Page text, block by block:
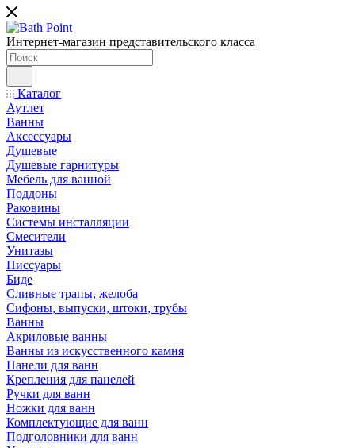
Интернет-магазин представительского класса
Каталог
Аутлет
Ванны
Аксессуары
Душевые
Душевые гарнитуры
Мебель для ванной
Поддоны
Раковины
Системы инсталляции
Смесители
Унитазы
Писсуары
Биде
Сливные трапы, желоба
Сифоны, выпуски, штоки, трубы
Ванны
Акриловые ванны
Ванны из искусственного камня
Панели для ванн
Крепления для панелей
Ручки для ванн
Ножки для ванн
Комплектующие для ванн
Подголовники для ванн